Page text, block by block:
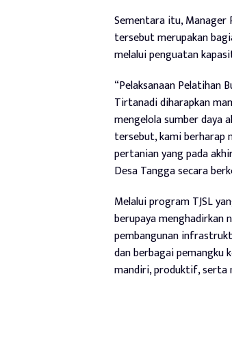
Sementara itu, Manager
tersebut merupakan
melalui penguatan
“Pelaksanaan Pelatihan
Tirtanadi diharapkan
mengelola sumber daya
tersebut, kami berharap
pertanian yang pada
Desa Tangga secara
Melalui program TJSL
berupaya menghadirkan
pembangunan
dan berbagai pemangku
mandiri, produktif, serta